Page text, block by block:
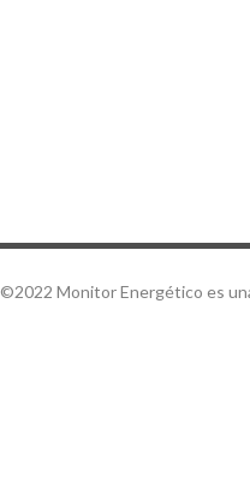
©2022 Monitor Energético es